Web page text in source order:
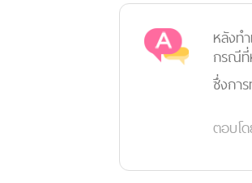
หลังท
กรณีที่
ซึ่งกา
ตอบโ